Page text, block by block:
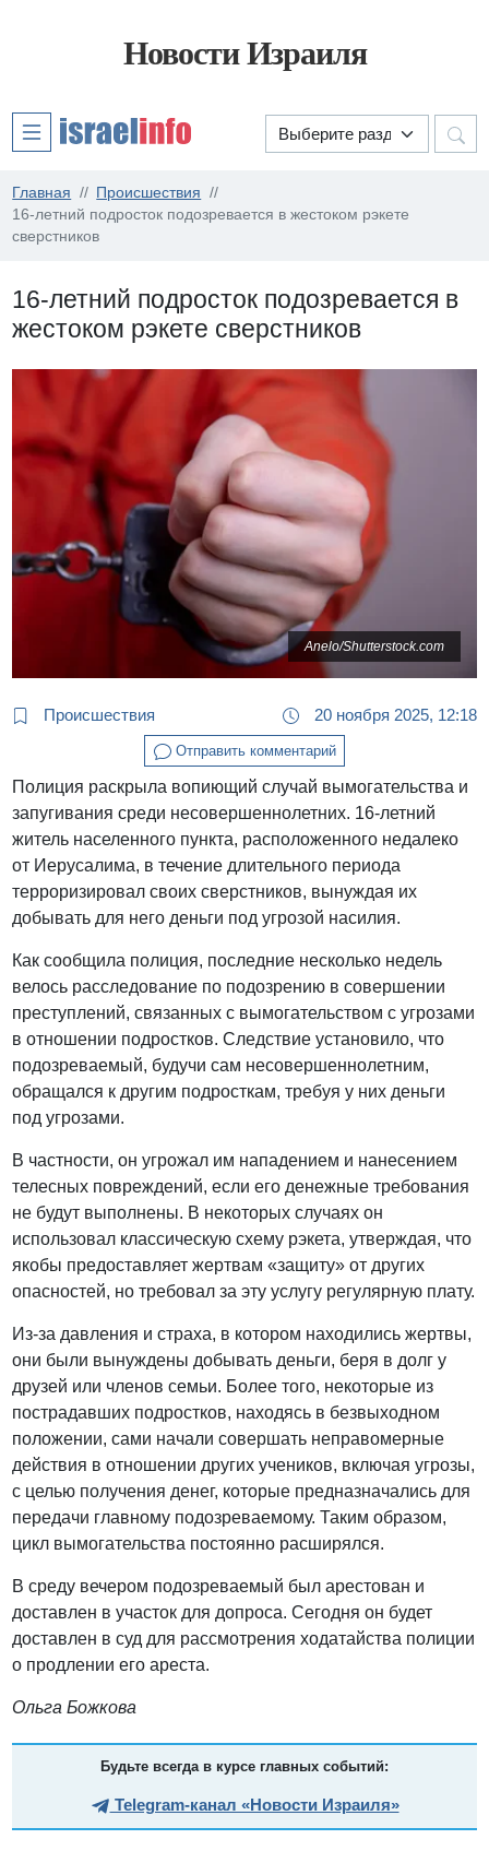
Новости Израиля
Главная
Происшествия
16-летний подросток подозревается в жестоком рэкете
сверстников
16-летний подросток подозревается в
жестоком рэкете сверстников
Anelo/Shutterstock.com
Происшествия 20 ноября 2025, 12:18
Отправить комментарий
Полиция раскрыла вопиющий случай вымогательства и
запугивания среди несовершеннолетних. 16-летний
житель населенного пункта, расположенного недалеко
от Иерусалима, в течение длительного периода
терроризировал своих сверстников, вынуждая их
добывать для него деньги под угрозой насилия.
Как сообщила полиция, последние несколько недель
велось расследование по подозрению в совершении
преступлений, связанных с вымогательством с угрозами
в отношении подростков. Следствие установило, что
подозреваемый, будучи сам несовершеннолетним,
обращался к другим подросткам, требуя у них деньги
под угрозами.
В частности, он угрожал им нападением и нанесением
телесных повреждений, если его денежные требования
не будут выполнены. В некоторых случаях он
использовал классическую схему рэкета, утверждая, что
якобы предоставляет жертвам «защиту» от других
опасностей, но требовал за эту услугу регулярную плату.
Из-за давления и страха, в котором находились жертвы,
они были вынуждены добывать деньги, беря в долг у
друзей или членов семьи. Более того, некоторые из
пострадавших подростков, находясь в безвыходном
положении, сами начали совершать неправомерные
действия в отношении других учеников, включая угрозы,
с целью получения денег, которые предназначались для
передачи главному подозреваемому. Таким образом,
цикл вымогательства постоянно расширялся.
В среду вечером подозреваемый был арестован и
доставлен в участок для допроса. Сегодня он будет
доставлен в суд для рассмотрения ходатайства полиции
о продлении его ареста.
Ольга Божкова
Будьте всегда в курсе главных событий:
Telegram-канал «Новости Израиля»